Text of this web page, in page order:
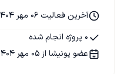
آخرین فعالیت 06 مهر 1404
0 پروژه انجام شده
عضو پونیشا از 05 مهر 1404